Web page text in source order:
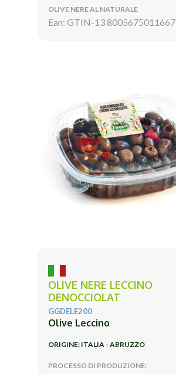
OLIVE NERE AL NATURALE
Ean: GTIN-13 8005675011667
OLIVE NERE LECCINO
DENOCCIOLAT
GGDELE200
Olive Leccino
ORIGINE: ITALIA - ABRUZZO
PROCESSO DI PRODUZIONE: